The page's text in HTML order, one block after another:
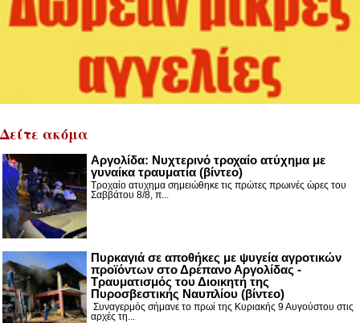
Δείτε ακόμα
Αργολίδα: Νυχτερινό τροχαίο ατύχημα με
γυναίκα τραυματία (βίντεο)
Τροχαίο ατυχημα σημειώθηκε τις πρώτες πρωινές ώρες του
Σαββάτου 8/8, π...
Πυρκαγιά σε αποθήκες με ψυγεία αγροτικών
προϊόντων στο Δρέπανο Αργολίδας -
Τραυματισμός του Διοικητή της
Πυροσβεστικής Ναυπλίου (βίντεο)
Συναγερμός σήμανε το πρωί της Κυριακής 9 Αυγούστου στις
αρχές τη...